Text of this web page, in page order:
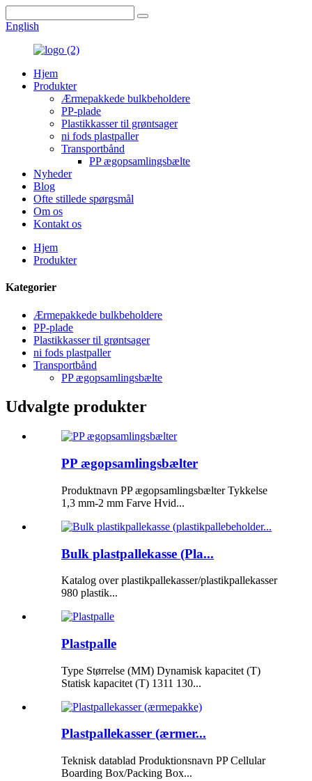
English
Hjem
Produkter
Ærmepakkede bulkbeholdere
PP-plade
Plastikkasser til grøntsager
ni fods plastpaller
Transportbånd
PP ægopsamlingsbælte
Nyheder
Blog
Ofte stillede spørgsmål
Om os
Kontakt os
Hjem
Produkter
Kategorier
Ærmepakkede bulkbeholdere
PP-plade
Plastikkasser til grøntsager
ni fods plastpaller
Transportbånd
PP ægopsamlingsbælte
Udvalgte produkter
PP ægopsamlingsbælter
Produktnavn PP ægopsamlingsbælter Tykkelse
1,3 mm-2 mm Farve Hvid...
Bulk plastpallekasse (Pla...
Katalog over plastikpallekasser/plastikpallekasser
980 plastik...
Plastpalle
Type Størrelse (MM) Dynamisk kapacitet (T)
Statisk kapacitet (T) 1311 130...
Plastpallekasser (ærmer...
Teknisk datablad Produktionsnavn PP Cellular
Boarding Box/Packing Box...